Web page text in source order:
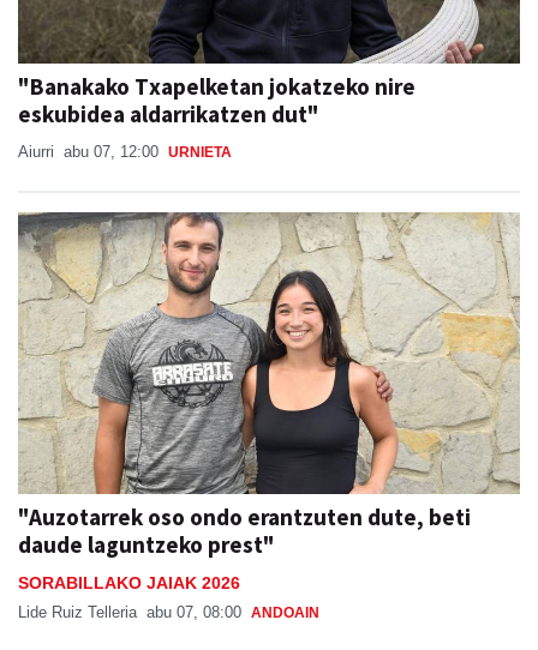
"Banakako Txapelketan jokatzeko nire
eskubidea aldarrikatzen dut"
Aiurri abu 07, 12:00 URNIETA
"Auzotarrek oso ondo erantzuten dute, beti
daude laguntzeko prest"
SORABILLAKO JAIAK 2026
Lide Ruiz Telleria abu 07, 08:00 ANDOAIN